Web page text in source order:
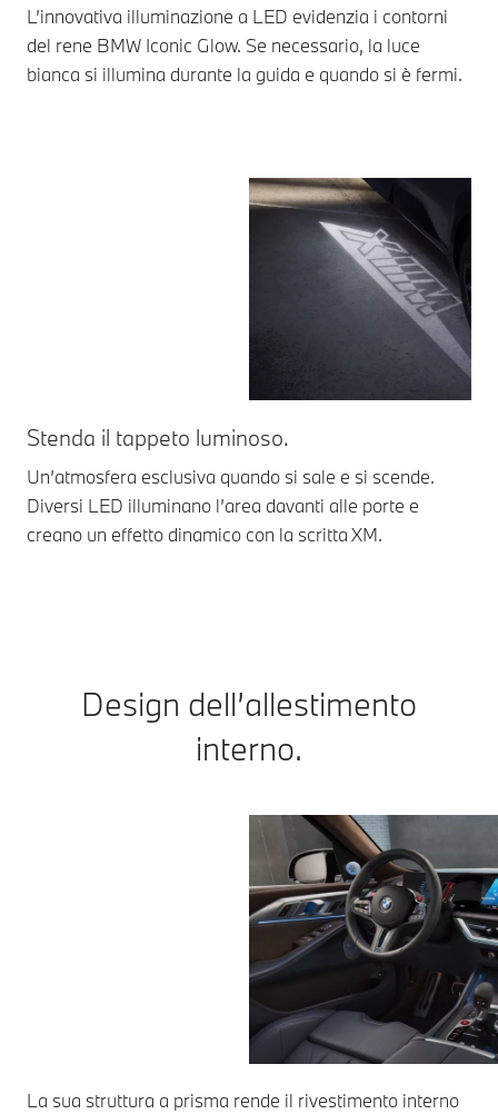
L’innovativa illuminazione a LED evidenzia i contorni
del rene BMW Iconic Glow. Se necessario, la luce
bianca si illumina durante la guida e quando si è fermi.
Stenda il tappeto luminoso.
Un’atmosfera esclusiva quando si sale e si scende.
Diversi LED illuminano l’area davanti alle porte e
creano un effetto dinamico con la scritta XM.
Design dell’allestimento
interno.
La sua struttura a prisma rende il rivestimento interno